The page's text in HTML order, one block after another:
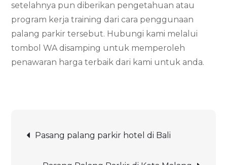
setelahnya pun diberikan pengetahuan atau
program kerja training dari cara penggunaan
palang parkir tersebut. Hubungi kami melalui
tombol WA disamping untuk memperoleh
penawaran harga terbaik dari kami untuk anda.
Post
Pasang palang parkir hotel di Bali